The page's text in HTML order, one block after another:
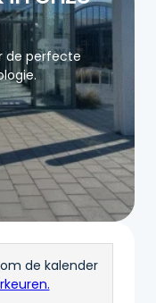
de perfecte
de kalender